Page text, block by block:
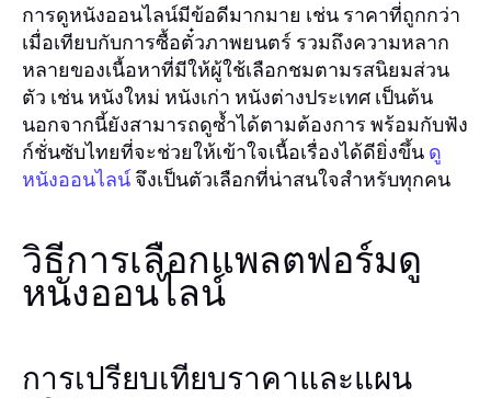
การดูหนังออนไลน์มีข้อดีมากมาย เช่น ราคาที่ถูกกว่า
เมื่อเทียบกับการซื้อตั๋วภาพยนตร์ รวมถึงความหลาก
หลายของเนื้อหาที่มีให้ผู้ใช้เลือกชมตามรสนิยมส่วน
ตัว เช่น หนังใหม่ หนังเก่า หนังต่างประเทศ เป็นต้น
นอกจากนี้ยังสามารถดูซ้ำได้ตามต้องการ พร้อมกับฟัง
ก์ชั่นซับไทยที่จะช่วยให้เข้าใจเนื้อเรื่องได้ดียิ่งขึ้น ดู
หนังออนไลน์ จึงเป็นตัวเลือกที่น่าสนใจสำหรับทุกคน
วิธีการเลือกแพลตฟอร์มดู
หนังออนไลน์
การเปรียบเทียบราคาและแผน